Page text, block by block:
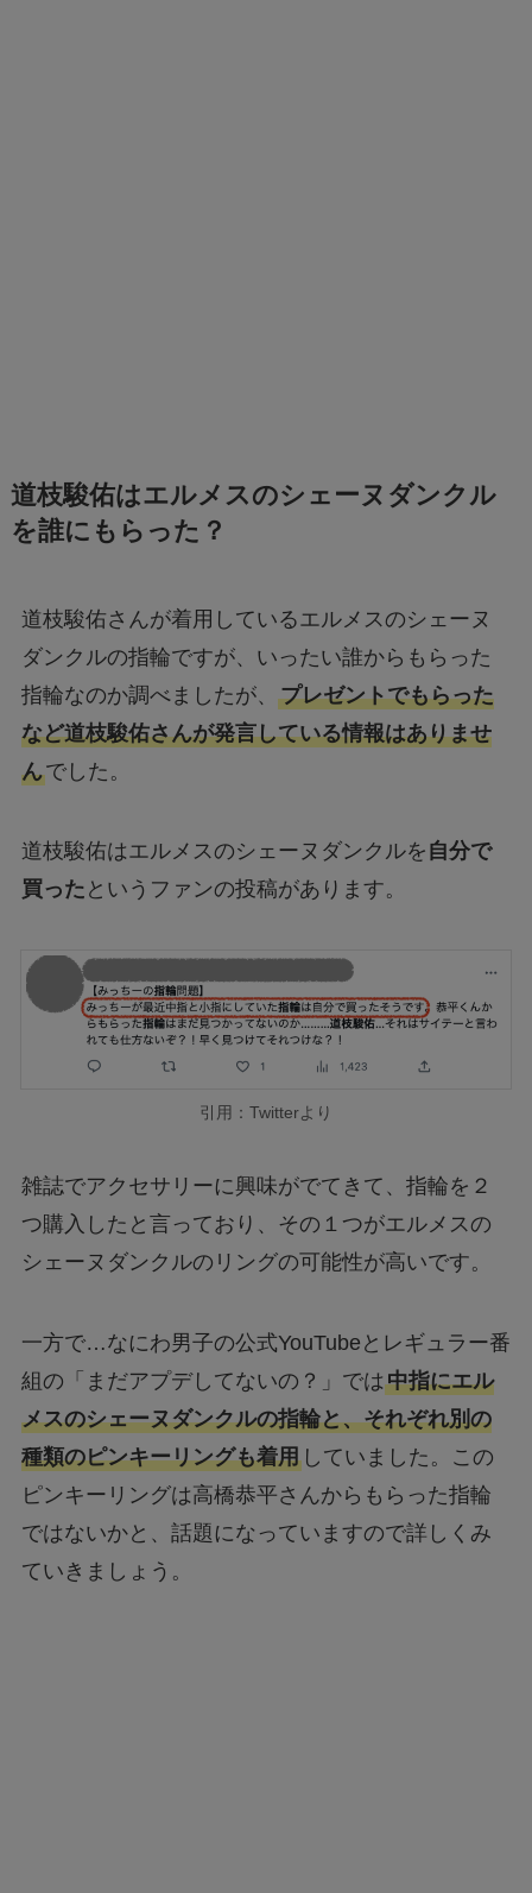
道枝駿佑はエルメスのシェーヌダンクル
を誰にもらった？
道枝駿佑さんが着用しているエルメスのシェーヌ
ダンクルの指輪ですが、いったい誰からもらった
指輪なのか調べましたが、 プレゼントでもらった
など道枝駿佑さんが発言している情報はありませ
んでした。
道枝駿佑はエルメスのシェーヌダンクルを 自分で
買った というファンの投稿があります。
引用：Twitterより
雑誌でアクセサリーに興味がでてきて、指輪を２
つ購入したと言っており、その１つがエルメスの
シェーヌダンクルのリングの可能性が高いです。
一方で…なにわ男子の公式YouTubeとレギュラー番
組の「まだアプデしてないの？」では中指にエル
メスのシェーヌダンクルの指輪と、それぞれ別の
種類のピンキーリングも着用していました。この
ピンキーリングは高橋恭平さんからもらった指輪
ではないかと、話題になっていますので詳しくみ
ていきましょう。